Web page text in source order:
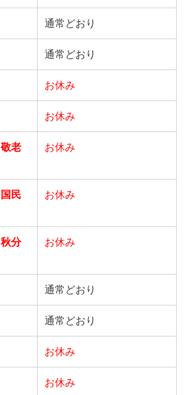
通常どおり
通常どおり
お休み
お休み
敬老
お休み
国民
お休み
秋分
お休み
通常どおり
通常どおり
お休み
お休み